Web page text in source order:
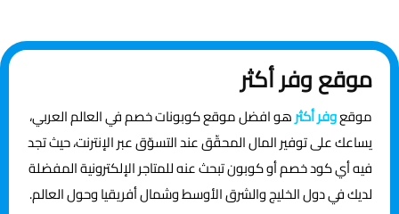
موقع وفر أكثر
موقعوفر أكثرهو افضل موقع كوبونات خصم في العالم العربي،
يساعك على توفير المال المحقّق عند التسوّق عبر الإنترنت، حيث تجد
فيه أي كود خصم أو كوبون تبحث عنه للمتاجر الإلكترونية المفضلة
لديك في دول الخليج والشرق الأوسط وشمال أفريقيا وحول العالم.